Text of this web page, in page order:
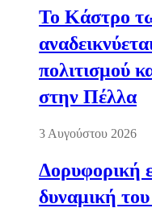
Το Κάστρο
πολιτισμού
στην Πέλλα
3 Αυγούστου 2026
Δορυφορική
δυναμική